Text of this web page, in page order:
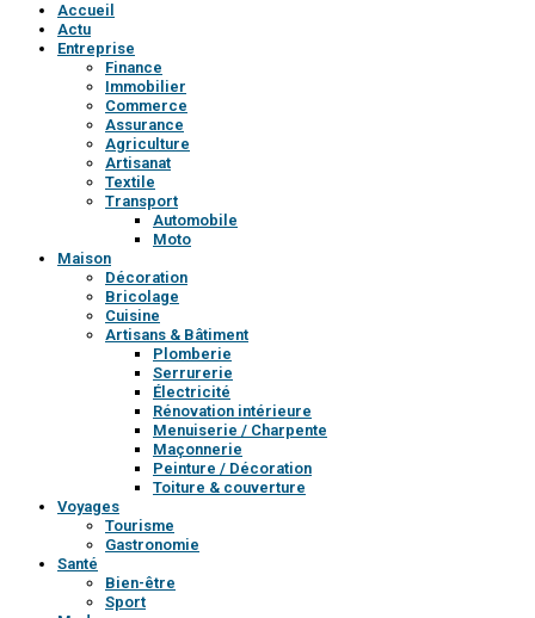
Accueil
Actu
Entreprise
Finance
Immobilier
Commerce
Assurance
Agriculture
Artisanat
Textile
Transport
Automobile
Moto
Maison
Décoration
Bricolage
Cuisine
Artisans & Bâtiment
Plomberie
Serrurerie
Électricité
Rénovation intérieure
Menuiserie / Charpente
Maçonnerie
Peinture / Décoration
Toiture & couverture
Voyages
Tourisme
Gastronomie
Santé
Bien-être
Sport